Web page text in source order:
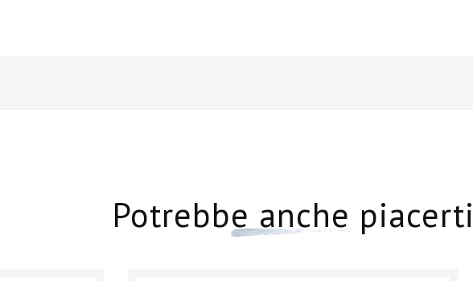
Potrebbe anche piacerti